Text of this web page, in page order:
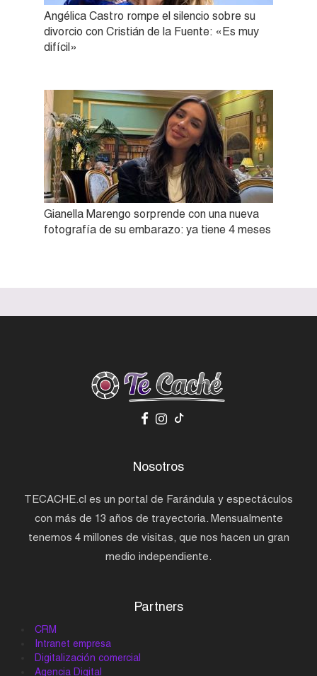
Angélica Castro rompe el silencio sobre su
divorcio con Cristián de la Fuente: «Es muy
difícil»
Gianella Marengo sorprende con una nueva
fotografía de su embarazo: ya tiene 4 meses
Nosotros
TECACHE.cl es un portal de Farándula y espectáculos
con más de 13 años de trayectoria. Mensualmente
tenemos 4 millones de visitas, que nos hacen un gran
medio independiente.
Partners
CRM
Intranet empresa
Digitalización comercial
Agencia Digital